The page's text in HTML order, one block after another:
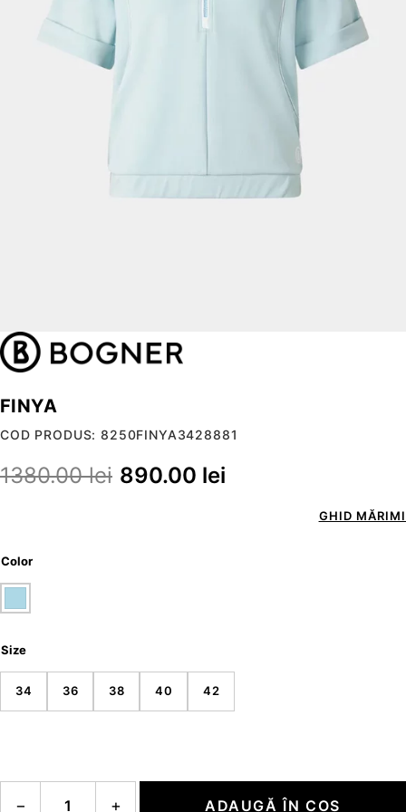
FINYA
COD PRODUS: 8250FINYA3428881
1380.00lei 890.00 lei
GHID MĂRIMI
Color
Size
34 36 38 40 42
− + ADAUGĂ ÎN COȘ